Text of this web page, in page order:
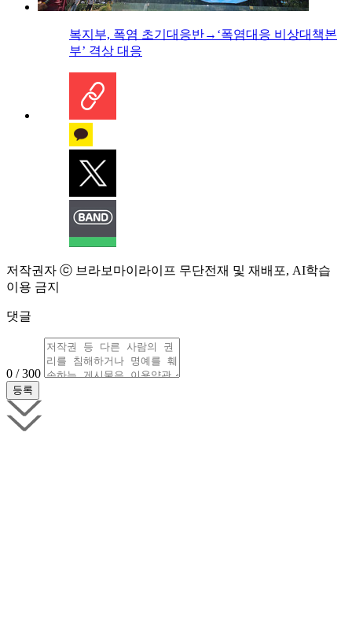
복지부, 폭염 초기대응반→‘폭염대응 비상대책본
부’ 격상 대응
저작권자 ⓒ 브라보마이라이프 무단전재 및 재배포, AI학습
이용 금지
댓글
0 / 300